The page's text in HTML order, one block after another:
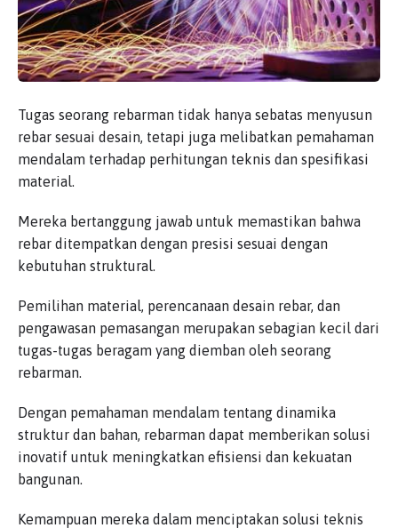
Tugas seorang rebarman tidak hanya sebatas menyusun
rebar sesuai desain, tetapi juga melibatkan pemahaman
mendalam terhadap perhitungan teknis dan spesifikasi
material.
Mereka bertanggung jawab untuk memastikan bahwa
rebar ditempatkan dengan presisi sesuai dengan
kebutuhan struktural.
Pemilihan material, perencanaan desain rebar, dan
pengawasan pemasangan merupakan sebagian kecil dari
tugas-tugas beragam yang diemban oleh seorang
rebarman.
Dengan pemahaman mendalam tentang dinamika
struktur dan bahan, rebarman dapat memberikan solusi
inovatif untuk meningkatkan efisiensi dan kekuatan
bangunan.
Kemampuan mereka dalam menciptakan solusi teknis